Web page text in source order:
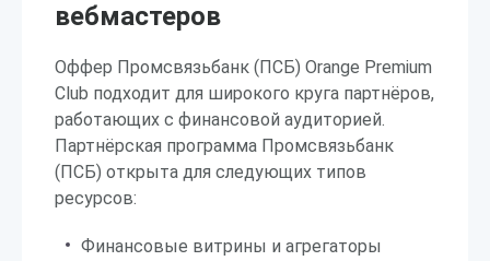
вебмастеров
Оффер Промсвязьбанк (ПСБ) Orange Premium
Club подходит для широкого круга партнёров,
работающих с финансовой аудиторией.
Партнёрская программа Промсвязьбанк
(ПСБ) открыта для следующих типов
ресурсов:
Финансовые витрины и агрегаторы